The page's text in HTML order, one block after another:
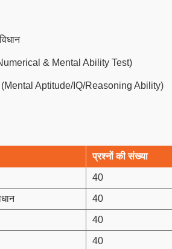
(Numerical & Mental Ability Test)
(Mental Aptitude/IQ/Reasoning Ability)
प्रश्नों की संख्या
40
40
40
40